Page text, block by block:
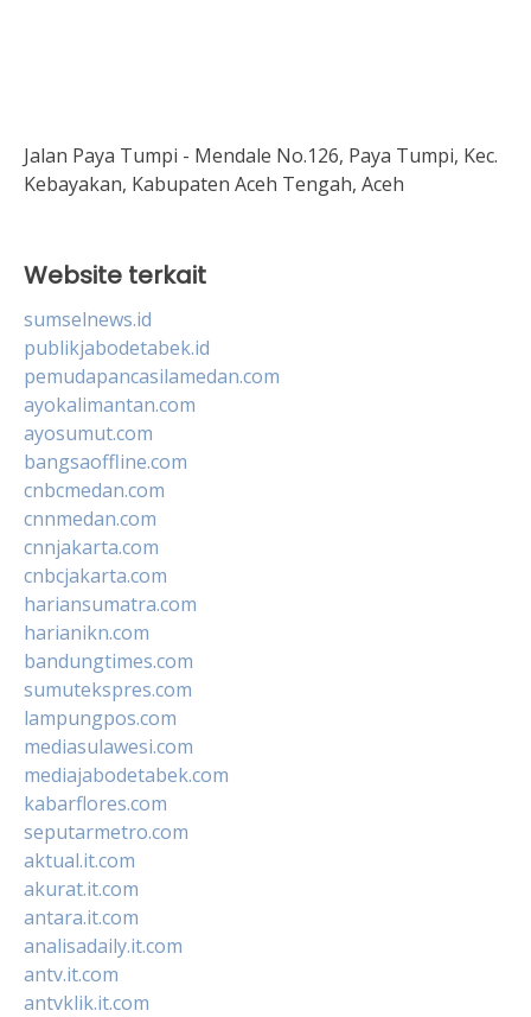
Jalan Paya Tumpi - Mendale No.126, Paya Tumpi, Kec.
Kebayakan, Kabupaten Aceh Tengah, Aceh
Website terkait
sumselnews.id
publikjabodetabek.id
pemudapancasilamedan.com
ayokalimantan.com
ayosumut.com
bangsaoffline.com
cnbcmedan.com
cnnmedan.com
cnnjakarta.com
cnbcjakarta.com
hariansumatra.com
harianikn.com
bandungtimes.com
sumutekspres.com
lampungpos.com
mediasulawesi.com
mediajabodetabek.com
kabarflores.com
seputarmetro.com
aktual.it.com
akurat.it.com
antara.it.com
analisadaily.it.com
antv.it.com
antvklik.it.com